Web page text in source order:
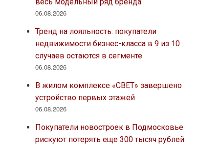
06.08.2026
Тренд на лояльность: покупатели
недвижимости бизнес-класса в 9 из 10
случаев остаются в сегменте
06.08.2026
В жилом комплексе «СВЕТ» завершено
устройство первых этажей
06.08.2026
Покупатели новостроек в Подмосковье
рискуют потерять еще 300 тысяч рублей